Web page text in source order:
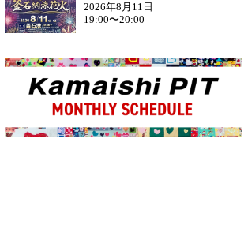
2026年8月11日
19:00〜20:00